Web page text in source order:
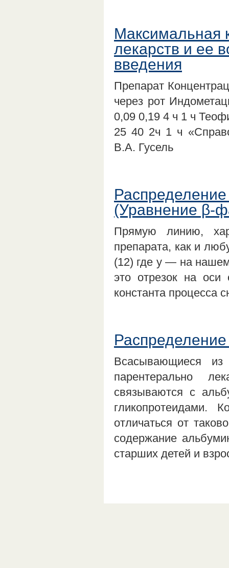
Максимальная
лекарств и ее
введения
Препарат
через рот
0,09 0,19 4 ч 1 ч
25 40 2ч 1 ч
В.А. Гусель
(Уравнение β-
Прямую линию,
препарата, как и
(12) где у — на
это отрезок на
константа процесса
Всасывающиеся из
парентерально
связываются с
гликопротеидами.
отличаться от
содержание
старших детей и